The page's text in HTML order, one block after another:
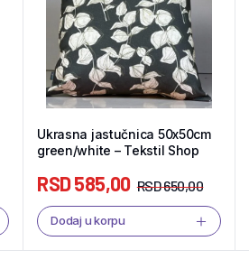
Ukrasna jastučnica 50x50cm
green/white – Tekstil Shop
RSD650,00
RSD585,00
Dodaj u korpu